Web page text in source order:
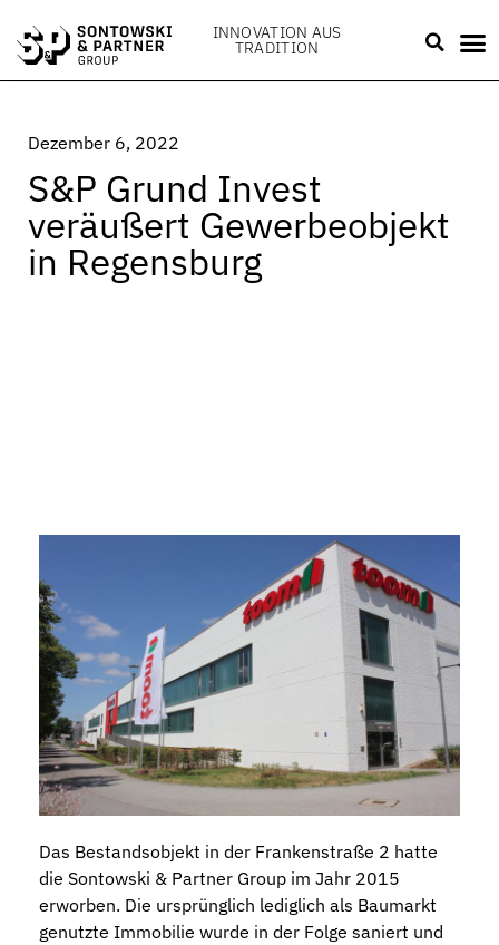
INNOVATION AUS
TRADITION
Dezember 6, 2022
S&P Grund Invest
veräußert Gewerbeobjekt
in Regensburg
Das Bestandsobjekt in der Frankenstraße 2 hatte
die Sontowski & Partner Group im Jahr 2015
erworben. Die ursprünglich lediglich als Baumarkt
genutzte Immobilie wurde in der Folge saniert und